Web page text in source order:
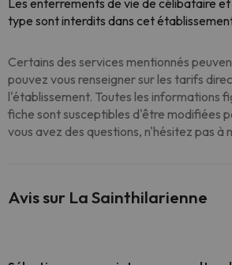
Les enterrements de vie de célibataire
type sont interdits dans cet
Certains des services mentionnés
pouvez vous renseigner sur les tarifs
l'établissement. Toutes les informations
fiche sont susceptibles d'être modifiées
vous avez des questions, n'hésitez pas à
Avis sur La Sainthilarienne